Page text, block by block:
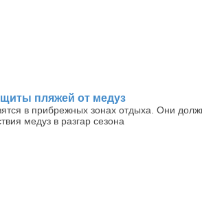
пляжей от медуз
в прибрежных зонах отдыха. Они
медуз в разгар сезона